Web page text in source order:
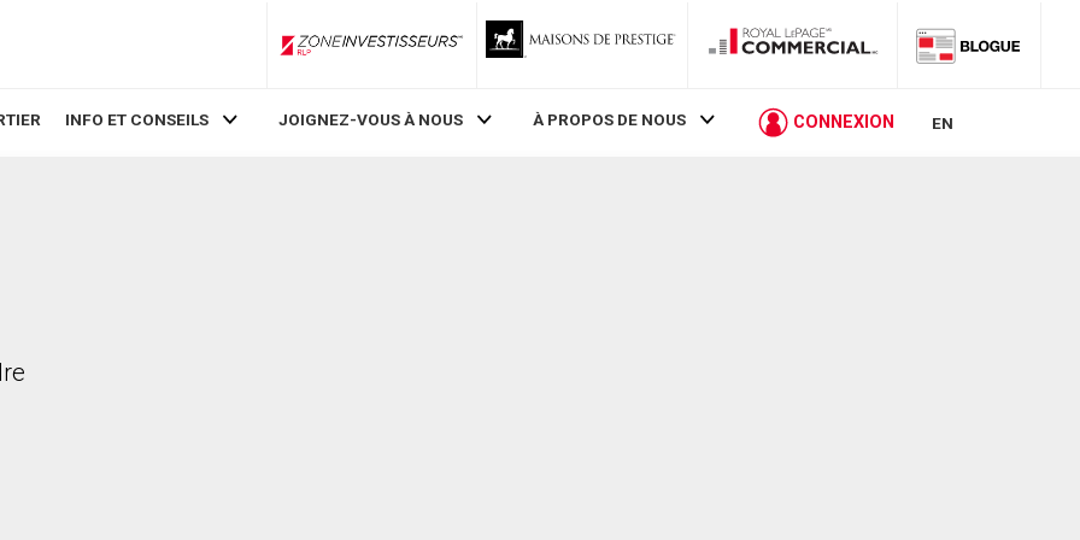
ZoneInvestisseurs RLP
INFO ET CONSEILS JOIGNEZ-VOUS À NOUS À PROPOS DE NOUS CONNEXION EN